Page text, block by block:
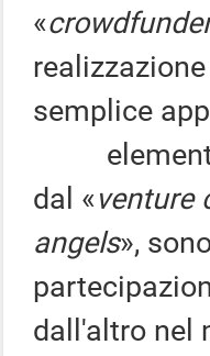
«
semplice
elementi
dal «venture
angels»,
dall'altro nel